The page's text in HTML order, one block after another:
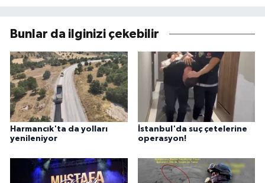
Bunlar da ilginizi çekebilir
Harmancık'ta da yolları
yenileniyor
İstanbul'da suç çetelerine
operasyon!